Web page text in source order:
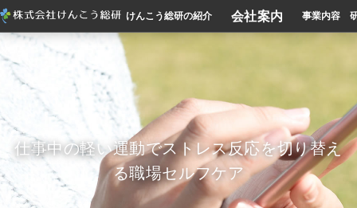
けんこう総研の紹介 会社案内 事業内容
仕事中の軽い運動でストレス反応を切り替え
る職場セルフケア